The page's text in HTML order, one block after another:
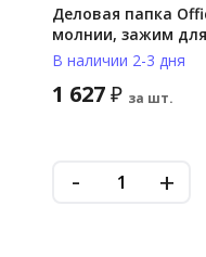
Деловая папка
молнии, зажим
В наличии 2-3 дня
1 627₽ за шт.
- +